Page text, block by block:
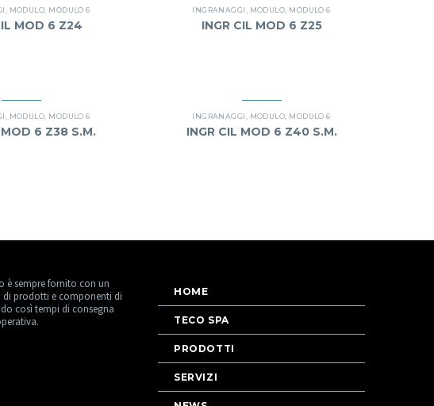
MODULO MODULO 6
MOD 6 Z24
INGRANAGGI MODULO MODULO 6
INGR CIL MOD 6 Z25
MODULO MODULO 6
MOD 6 Z38 S.M.
INGRANAGGI MODULO MODULO 6
INGR CIL MOD 6 Z40 S.M.
è sempre fornito con un
di prodotti e componenti di
così tempi di consegna
HOME
TECO SPA
PRODOTTI
SERVIZI